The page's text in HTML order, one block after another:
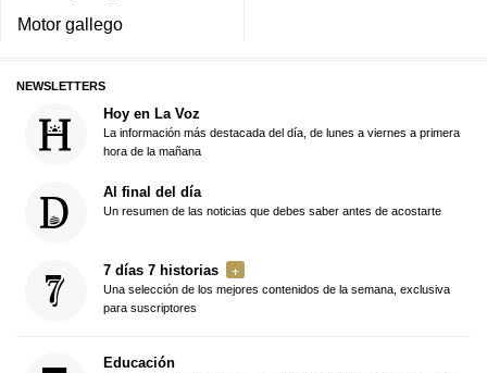
Motor gallego
NEWSLETTERS
Hoy en La Voz
La información más destacada del día, de lunes a viernes a primera
hora de la mañana
Al final del día
Un resumen de las noticias que debes saber antes de acostarte
7 días 7 historias
Una selección de los mejores contenidos de la semana, exclusiva
para suscriptores
Educación